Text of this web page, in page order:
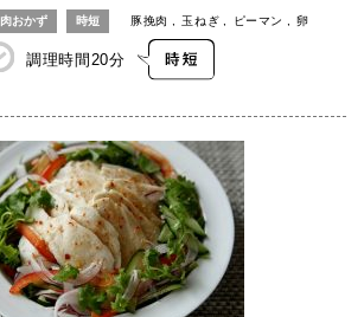
肉おかず 時短 豚挽肉 玉ねぎ ピーマン 卵
調理時間 20分